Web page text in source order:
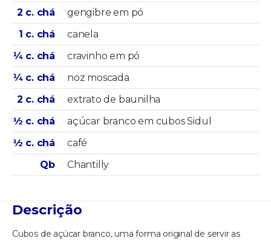
2 c. chá
gengibre em pó
1 c. chá
canela
¼ c. chá
cravinho em pó
¼ c. chá
noz moscada
2 c. chá
extrato de baunilha
½ c. chá
açúcar branco em cubos Sidul
½ c. chá
café
Qb
Chantilly
Descrição
Cubos de açúcar branco, uma forma original de servir as